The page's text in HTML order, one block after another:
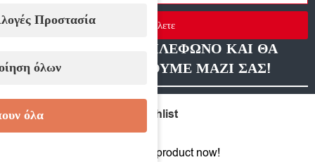
Στείλετε
ΑΦΗΣΤΕ ΜΑΣ ΤΗΛΕΦΩΝΟ ΚΑΙ ΘΑ
ΕΠΙΚΟΙΝΩΝΗΣΟΥΜΕ ΜΑΖΙ ΣΑΣ!
Compare Add to wishlist
People watching this product now!
Προστασία
όλων
όλα